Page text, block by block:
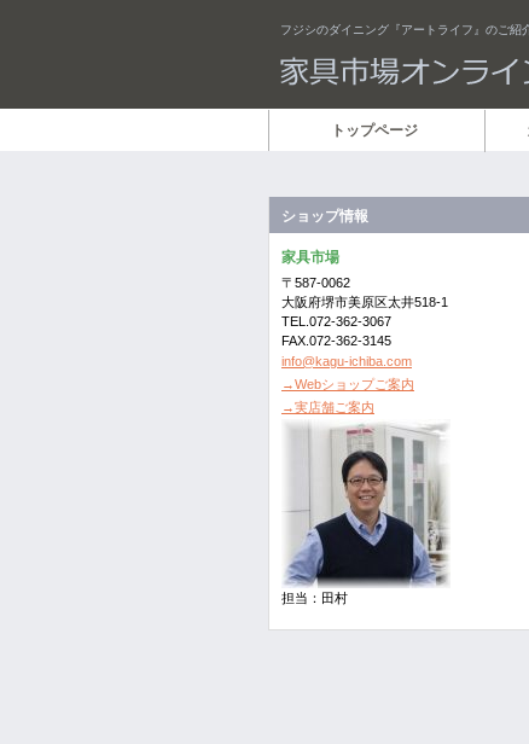
フジシのダイニング『アートライフ』のご紹
トップページ
ショップ情報
家具市場
〒587-0062
大阪府堺市美原区太井518-1
TEL.072-362-3067
FAX.072-362-3145
info@kagu-ichiba.com
→Webショップご案内
→実店舗ご案内
担当：田村